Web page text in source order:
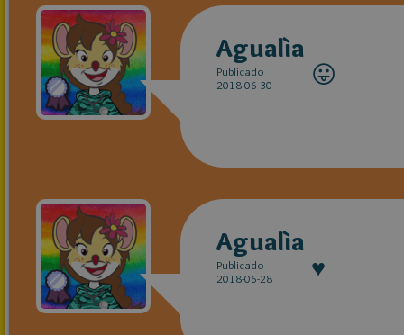
Agualìa
Publicado
2018-06-30
😛
Agualìa
Publicado
2018-06-28
♥